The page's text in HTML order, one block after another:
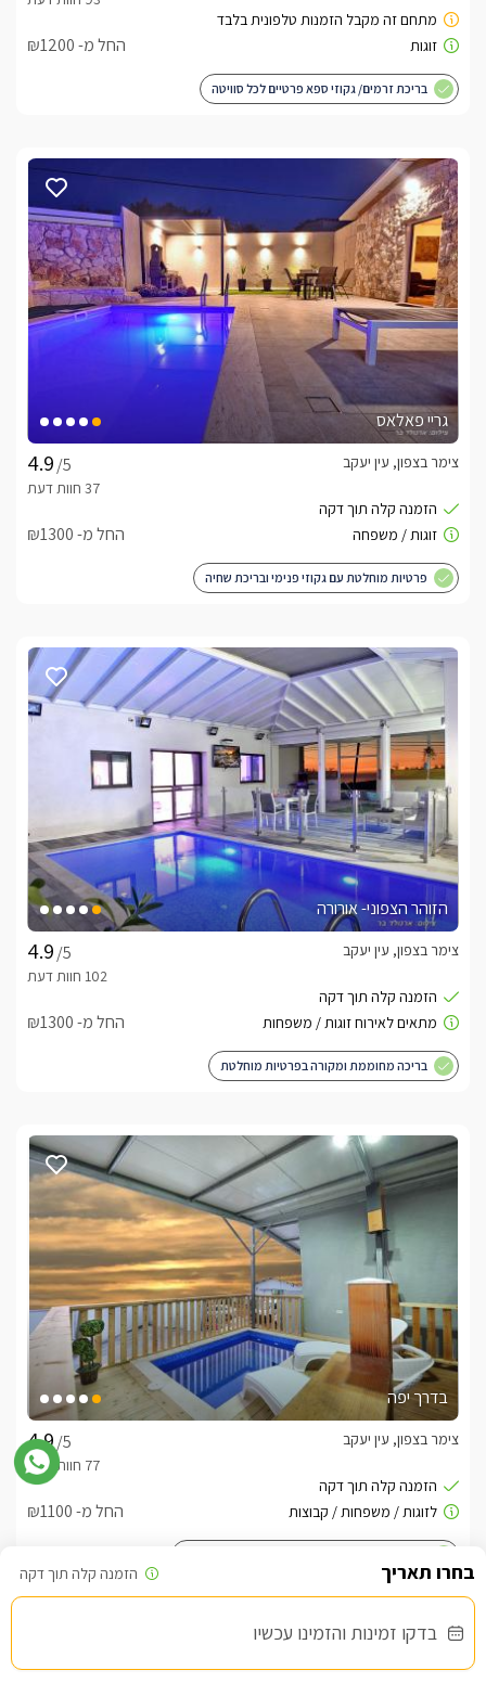
בדקו זמינות והזמינו עכשיו
החל מ- ₪1200
בריכת זרמים/ גקוזי ספא פרטיים לכל סוויטה
גריי פאלאס
/5
צימר בצפון, עין יעקב
החל מ- ₪1300
פרטיות מוחלטת עם גקוזי פנימי ובריכת שחיה
הזוהר הצפוני- אורורה
/5
צימר בצפון, עין יעקב
החל מ- ₪1300
בריכה מחוממת ומקורה בפרטיות מוחלטת
בדרך יפה
/5
צימר בצפון, עין יעקב
החל מ- ₪1100